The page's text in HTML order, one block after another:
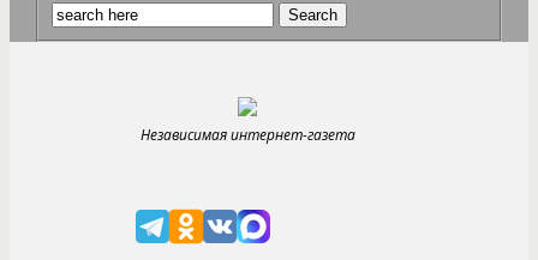
Независимая интернет-газета